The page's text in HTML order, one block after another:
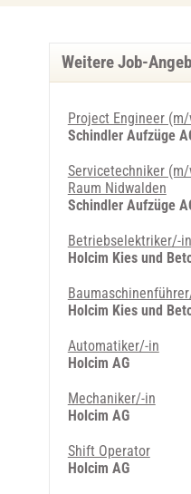
Weitere Job-
Project Engineer
Schindler Aufzüge
Servicetechniker
Raum Nidwalden
Schindler Aufzüge
Betriebselektriker/-in
Holcim Kies und
Holcim Kies und
Automatiker/-in
Holcim AG
Mechaniker/-in
Holcim AG
Shift Operator
Holcim AG